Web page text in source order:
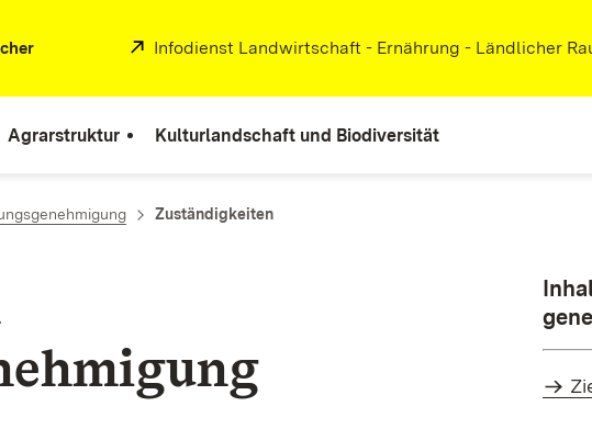
Extern:
Infodienst Landwirtschaft - Ernährung - Ländlicher
Agrarstruktur Kulturlandschaft und Biodiversität
Zuständigkeiten